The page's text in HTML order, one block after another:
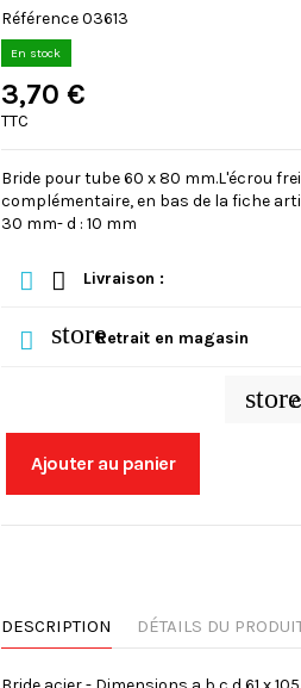
Référence03613
En stock
3,70 €
TTC
Bride pour tube 60 x 80 mm.L'écrou
complémentaire, en bas de la fiche
30 mm- d : 10 mm
Livraison :
storeRetrait en magasin
store
Ajouter au panier
DESCRIPTION DÉTAILS DU